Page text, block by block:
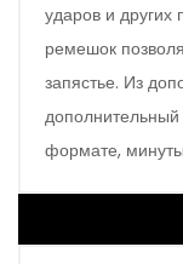
ударов и
ремешок
запястье. Из
формате,